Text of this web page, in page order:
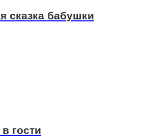
сказка бабушки
гости